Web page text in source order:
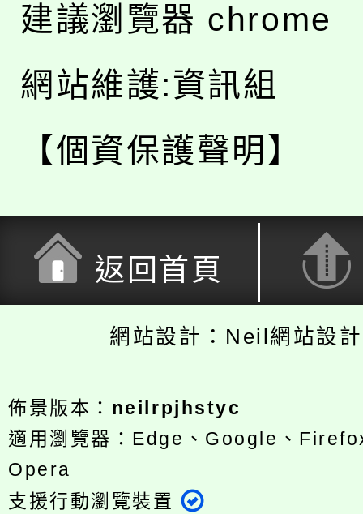
建議瀏覽器 chrome
網站維護:資訊組
【個資保護聲明】
返回首頁
網站設計：Neil網站設
佈景版本： neilrpjhstyc
適用瀏覽器：Edge、Google、
Opera
支援行動瀏覽裝置